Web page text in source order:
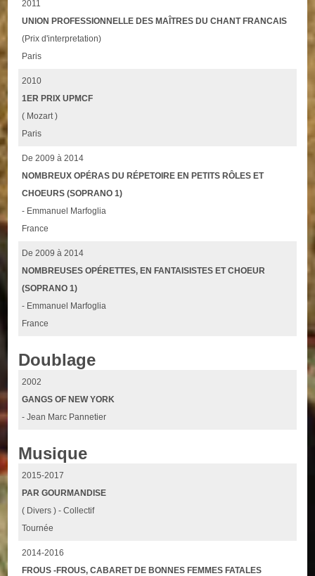
2011
UNION PROFESSIONNELLE DES MAÎTRES DU CHANT FRANCAIS
(Prix d'interpretation)
Paris
2010
1ER PRIX UPMCF
( Mozart )
Paris
De 2009 à 2014
NOMBREUX OPÉRAS DU RÉPETOIRE EN PETITS RÔLES ET
CHOEURS (SOPRANO 1)
- Emmanuel Marfoglia
France
De 2009 à 2014
NOMBREUSES OPÉRETTES, EN FANTAISISTES ET CHOEUR
(SOPRANO 1)
- Emmanuel Marfoglia
France
Doublage
2002
GANGS OF NEW YORK
- Jean Marc Pannetier
Musique
2015-2017
PAR GOURMANDISE
( Divers ) - Collectif
Tournée
2014-2016
FROUS -FROUS, CABARET DE BONNES FEMMES FATALES